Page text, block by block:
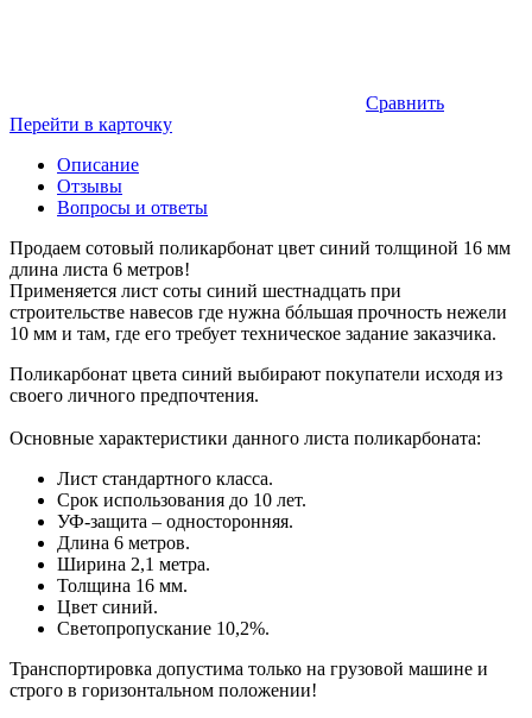
Сравнить
Перейти в карточку
Описание
Отзывы
Вопросы и ответы
Продаем сотовый поликарбонат цвет синий толщиной 16 мм
длина листа 6 метров!
Применяется лист соты синий шестнадцать при
строительстве навесов где нужна бóльшая прочность нежели
10 мм и там, где его требует техническое задание заказчика.
Поликарбонат цвета синий выбирают покупатели исходя из
своего личного предпочтения.
Основные характеристики данного листа поликарбоната:
Лист стандартного класса.
Срок использования до 10 лет.
УФ-защита – односторонняя.
Длина 6 метров.
Ширина 2,1 метра.
Толщина 16 мм.
Цвет синий.
Светопропускание 10,2%.
Транспортировка допустима только на грузовой машине и
строго в горизонтальном положении!